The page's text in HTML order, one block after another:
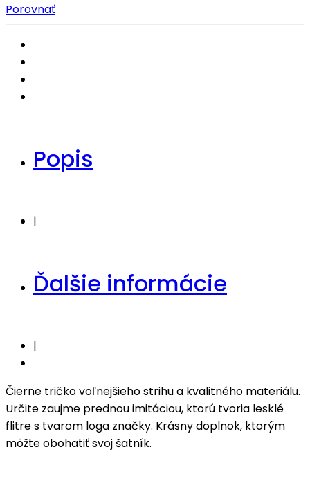
Porovnať
Popis
|
Ďalšie informácie
|
Čierne tričko voľnejšieho strihu a kvalitného materiálu.
Určite zaujme prednou imitáciou, ktorú tvoria lesklé
flitre s tvarom loga značky. Krásny doplnok, ktorým
môžte obohatiť svoj šatník.